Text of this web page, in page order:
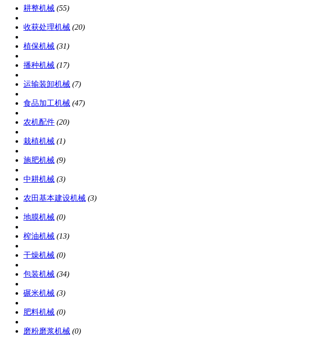
耕整机械 (55)
收获处理机械 (20)
植保机械 (31)
播种机械 (17)
运输装卸机械 (7)
食品加工机械 (47)
农机配件 (20)
栽植机械 (1)
施肥机械 (9)
中耕机械 (3)
农田基本建设机械 (3)
地膜机械 (0)
榨油机械 (13)
干燥机械 (0)
包装机械 (34)
碾米机械 (3)
肥料机械 (0)
磨粉磨浆机械 (0)